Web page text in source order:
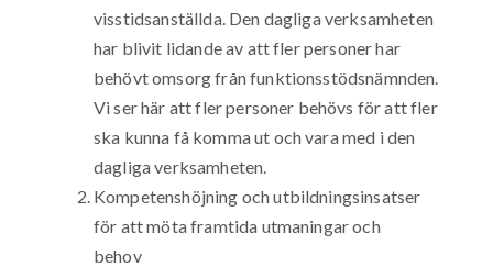
visstidsanställda. Den dagliga verksamheten
har blivit lidande av att fler personer har
behövt omsorg från funktionsstödsnämnden.
Vi ser här att fler personer behövs för att fler
ska kunna få komma ut och vara med i den
dagliga verksamheten.
Kompetenshöjning och utbildningsinsatser
för att möta framtida utmaningar och
behov